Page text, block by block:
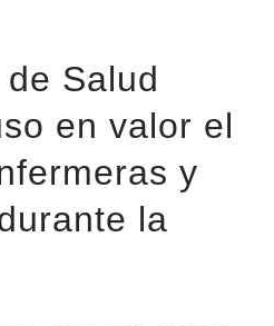
Salud
en valor el
y
la